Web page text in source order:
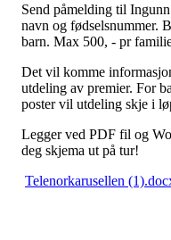
Send påmelding til
navn og fødselsnummer.
barn. Max 500, - pr
Det vil komme
utdeling av premier. For
poster vil utdeling skje i
Legger ved PDF fil og
deg skjema ut på tur!
Telenorkarusellen